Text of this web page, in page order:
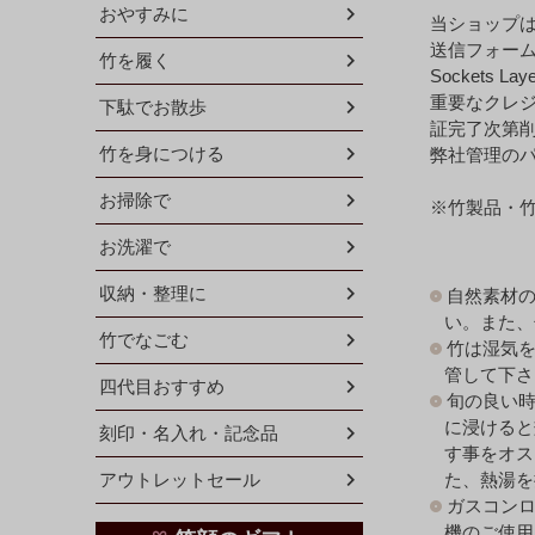
おやすみに
竹を履く
下駄でお散歩
竹を身につける
お掃除で
お洗濯で
収納・整理に
竹でなごむ
四代目おすすめ
刻印・名入れ・記念品
アウトレットセール
当ショップ
送信フォー
Sockets
重要なクレ
証完了次第
弊社管理の
※竹製品・
自然素材
い。また
竹は湿気
管して下
旬の良い
に浸ける
す事をオ
た、熱湯
ガスコン